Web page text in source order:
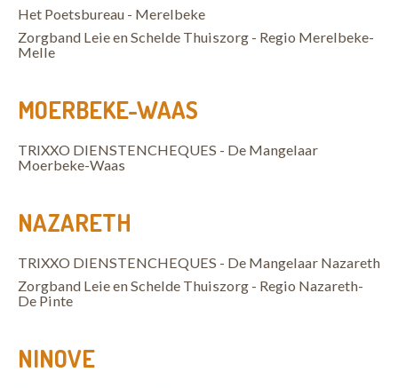
Het Poetsbureau - Merelbeke
Zorgband Leie en Schelde Thuiszorg - Regio Merelbeke-
Melle
MOERBEKE-WAAS
TRIXXO DIENSTENCHEQUES - De Mangelaar
Moerbeke-Waas
NAZARETH
TRIXXO DIENSTENCHEQUES - De Mangelaar Nazareth
Zorgband Leie en Schelde Thuiszorg - Regio Nazareth-
De Pinte
NINOVE